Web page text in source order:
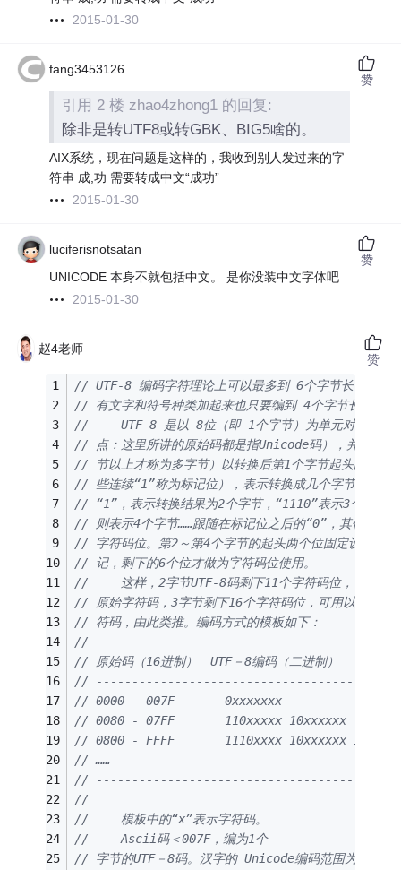
2015-01-30
fang3453126
引用 2 楼 zhao4zhong1 的回复:
除非是转UTF8或转GBK、BIG5啥的。
AIX系统，现在问题是这样的，我收到别人发过来的字
符串 成,功 需要转成中文“成功”
2015-01-30
赞
luciferisnotsatan
UNICODE 本身不就包括中文。 是你没装中文字体吧
2015-01-30
赞
赵4老师
// UTF-8 编码字符理论上可以最多到 6个字节长，但目
// 有文字和符号种类加起来也只要编到 4个字节长就够了
// 　　UTF-8 是以 8位（即 1个字节）为单元对原始码
// 点：这里所讲的原始码都是指Unicode码），并规定：
// 节以上才称为多字节）以转换后第1个字节起头的连续
// 些连续“1”称为标记位），表示转换成几个字节：
// “1”，表示转换结果为2个字节，“1110”表示3个字节
// 则表示4个字节……跟随在标记位之后的“0”，其作用是
// 字符码位。第2～第4个字节的起头两个位固定设置为
// 记，剩下的6个位才做为字符码位使用。
// 　　这样，2字节UTF-8码剩下11个字符码位，可用以
// 原始字符码，3字节剩下16个字符码位，可用以转换
// 符码，由此类推。编码方式的模板如下：
//
// 原始码（16进制）　UTF－8编码（二进制）
//
// 0000 - 007F       0xxxxxxx
// 0080 - 07FF       110xxxxx 10xxxxxx
// 0800 - FFFF       1110xxxx 10xxxxxx
// ……
//
//
// 　　模板中的“x”表示字符码。
// 　　Ascii码＜007F，编为1个
// 字节的UTF－8码。汉字的 Unicode编码范围为0800－
赞